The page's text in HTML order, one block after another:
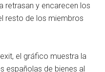
retrasan y encarecen los
resto de los miembros
el gráfico muestra la
españolas de bienes al